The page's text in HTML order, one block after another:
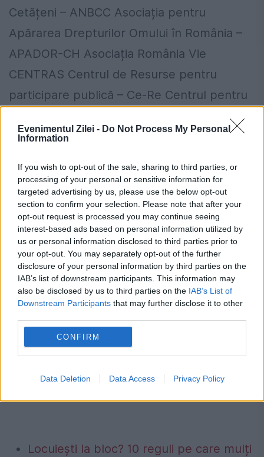
Evenimentul Zilei - Do Not Process My Personal
Information
If you wish to opt-out of the sale, sharing to third parties, or
processing of your personal or sensitive information for
targeted advertising by us, please use the below opt-out
section to confirm your selection. Please note that after your
opt-out request is processed you may continue seeing
interest-based ads based on personal information utilized by
us or personal information disclosed to third parties prior to
your opt-out. You may separately opt-out of the further
disclosure of your personal information by third parties on the
IAB’s list of downstream participants. This information may
also be disclosed by us to third parties on the IAB’s List of
Downstream Participants that may further disclose it to other
CONFIRM
Data Deletion Data Access Privacy Policy
Cetățeni – ANBCC Asociația pentru
Apărarea Drepturilor Omului în România –
APADOR-CH Asociația România Vie
CENTRAS Centrul de Resurse pentru
participare publică – Ce-Re Centrul pentru
Jurnalism Independent Centrul de Politici
Durabile ECOPOLIS Centrul Român de
Juridice Centrul pentru Democrație
Participativă Comunitatea Uniți Salvăm E-
Civis Expert Forum – EFOR Freedom House
Fundația pentru Dezvoltarea Societății
Civile Funky Citizens
Locuiești la bloc? 10 reguli pe care mulți